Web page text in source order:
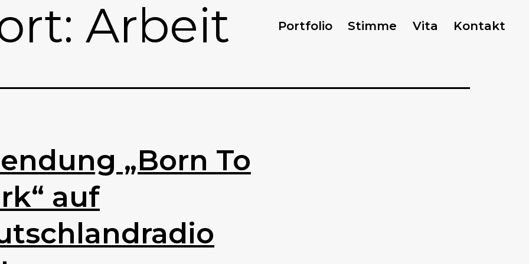
Portfolio Stimme Vita Kontakt
Arbeit
„Born To
auf